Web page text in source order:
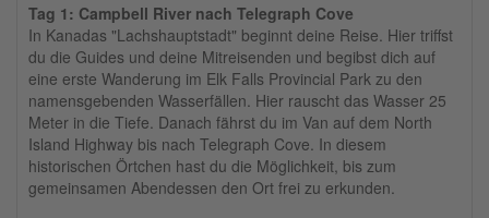
Tag 1: Campbell River nach Telegraph Cove
In Kanadas "Lachshauptstadt" beginnt deine Reise. Hier triffst
du die Guides und deine Mitreisenden und begibst dich auf
eine erste Wanderung im Elk Falls Provincial Park zu den
namensgebenden Wasserfällen. Hier rauscht das Wasser 25
Meter in die Tiefe. Danach fährst du im Van auf dem North
Island Highway bis nach Telegraph Cove. In diesem
historischen Örtchen hast du die Möglichkeit, bis zum
gemeinsamen Abendessen den Ort frei zu erkunden.